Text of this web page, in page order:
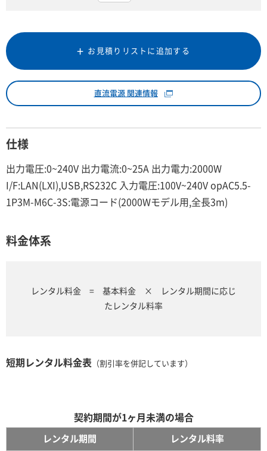
お見積りリストに追加する
直流電源 関連情報
仕様
出力電圧:0~240V 出力電流:0~25A 出力電力:2000W
I/F:LAN(LXI),USB,RS232C 入力電圧:100V~240V opAC5.5-
1P3M-M6C-3S:電源コード(2000Wモデル用,全長3m)
料金体系
レンタル料金 = 基本料金 × レンタル期間に応じ
たレンタル料率
短期レンタル料金表 （割引率を併記しています）
契約期間が1ヶ月未満の場合
レンタル期間 レンタル料率